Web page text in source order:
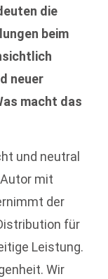
die
beim
neuer
macht das
und neutral
mit
der
für
Leistung.
Wir